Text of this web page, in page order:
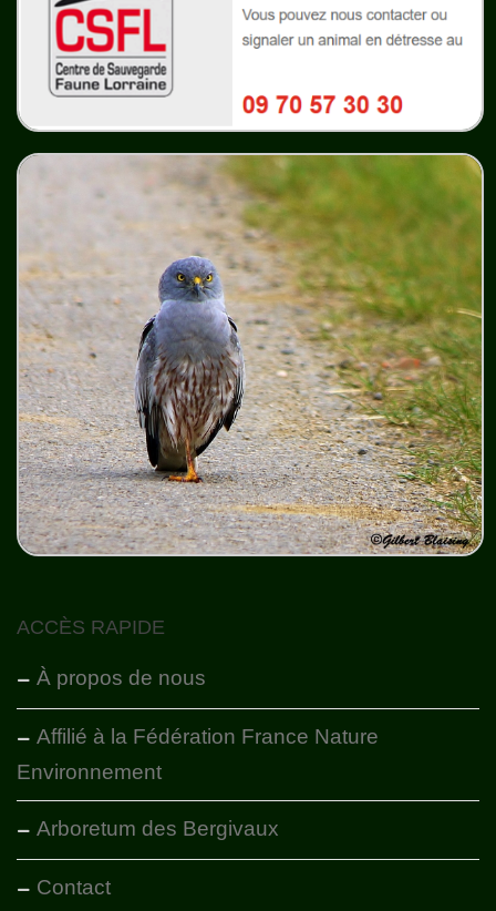
ACCÈS RAPIDE
À propos de nous
Affilié à la Fédération France Nature
Environnement
Arboretum des Bergivaux
Contact